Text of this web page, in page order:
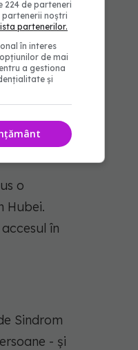
două
până la
Anul Nou
o
Hubei.
în
Sindrom
- şi
de parteneri
partenerii noștri
partenerilor.
în interes
de mai
a gestiona
și